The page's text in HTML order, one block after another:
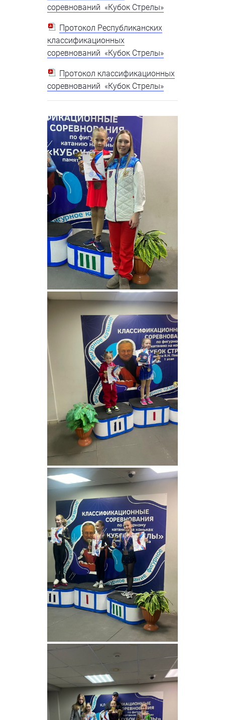
соревнований «Кубок Стрелы»
Протокол Республиканских
классификационных
соревнований «Кубок Стрелы»
Протокол классификационных
соревнований «Кубок Стрелы»